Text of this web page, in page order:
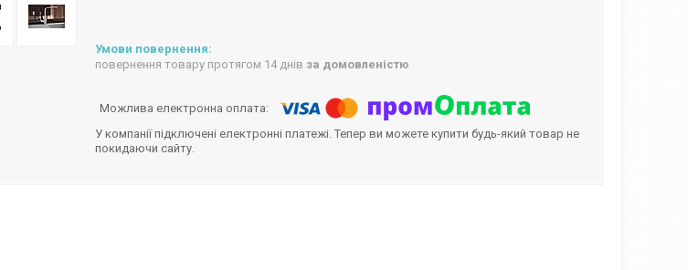
повернення товару протягом 14 днів за домовленістю
У компанії підключені електронні платежі. Тепер ви можете купити будь-який товар не
покидаючи сайту.